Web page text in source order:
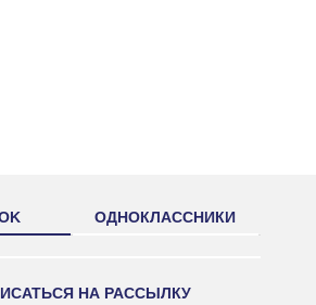
ОДНОКЛАССНИКИ
НА РАССЫЛКУ